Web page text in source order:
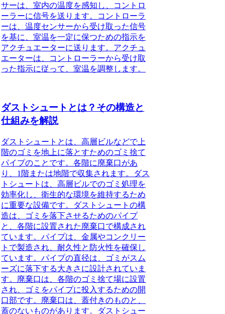
サーは、室内の温度を感知し、
コントロ
ーラーに信号を送ります。
コントローラ
ーは、温度センサーから受け取った信号
を基に、室温を一定に保つための指示を
アクチュエーターに送ります。 アクチュ
エーターは、コントローラーから受け取
った指示に従って、室温を調整します。
ダストシュートとは？その構造と
仕組みを解説
ダストシュートとは、高層ビルなどで上
階のゴミを地上に落とすためのゴミ捨て
パイプのことです。各階に廃棄口があ
り、1階または地階で収集されます。ダス
トシュートは、高層ビルでのゴミ処理を
効率化し、衛生的な環境を維持するため
に重要な設備です。ダストシュートの構
造は、ゴミを落下させるためのパイプ
と、各階に設置された廃棄口で構成され
ています。パイプは、金属やコンクリー
トで製造され、耐久性と防火性を確保し
ています。パイプの直径は、ゴミがスム
ーズに落下する大きさに設計されていま
す。廃棄口は、各階のゴミ捨て場に設置
され、ゴミをパイプに投入するための開
口部です。廃棄口は、蓋付きのものと、
蓋のないものがあります。ダストシュー